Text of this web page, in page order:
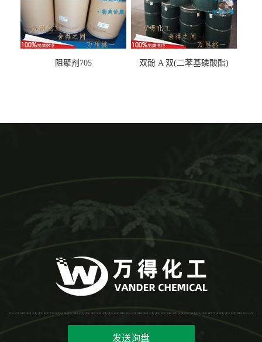
阻聚剂705 双酚 A 双(二苯基磷酸酯)
发送询盘